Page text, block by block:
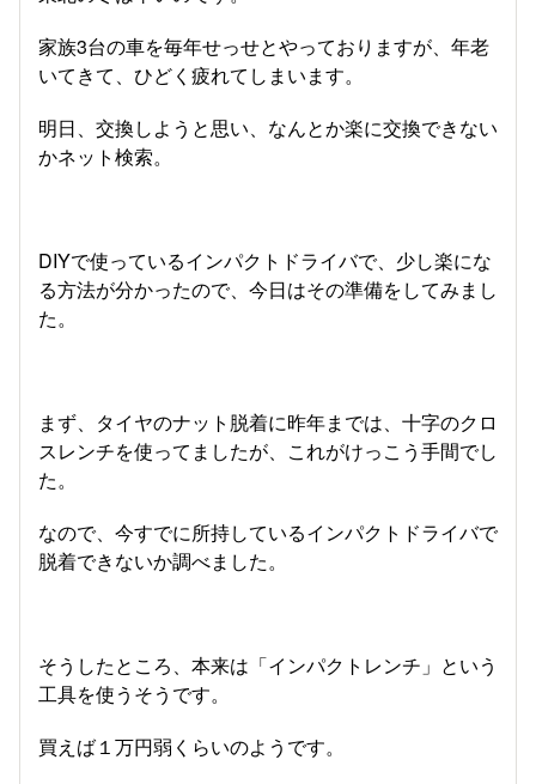
家族3台の車を毎年せっせとやっておりますが、年老
いてきて、ひどく疲れてしまいます。
明日、交換しようと思い、なんとか楽に交換できない
かネット検索。
DIYで使っているインパクトドライバで、少し楽にな
る方法が分かったので、今日はその準備をしてみまし
た。
まず、タイヤのナット脱着に昨年までは、十字のクロ
スレンチを使ってましたが、これがけっこう手間でし
た。
なので、今すでに所持しているインパクトドライバで
脱着できないか調べました。
そうしたところ、本来は「インパクトレンチ」という
工具を使うそうです。
買えば１万円弱くらいのようです。